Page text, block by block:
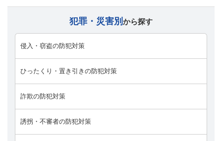
犯罪・災害別 から探す
侵入・窃盗の防犯対策
ひったくり・置き引きの防犯対策
詐欺の防犯対策
誘拐・不審者の防犯対策